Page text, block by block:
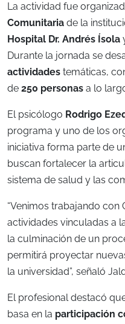
La actividad fue
Comunitaria de la
Hospital Dr. Andrés Ísola
Durante la jornada se
actividades temáticas,
de 250 personas a lo
El psicólogo Rodrigo
programa y uno de los
iniciativa forma parte de
buscan fortalecer la
sistema de salud y las
“Venimos trabajando con
actividades vinculadas a
la culminación de un
permitirá proyectar
la universidad”, señaló
El profesional destacó
basa en la participación